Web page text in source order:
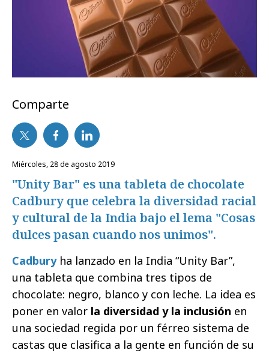
Comparte
miércoles, 28 de agosto 2019
"Unity Bar" es una tableta de chocolate
Cadbury que celebra la diversidad racial
y cultural de la India bajo el lema "Cosas
dulces pasan cuando nos unimos".
Cadburyha lanzado en la India “Unity Bar”,
una tableta que combina tres tipos de
chocolate: negro, blanco y con leche. La idea es
poner en valor la diversidad y la inclusión en
una sociedad regida por un férreo sistema de
castas que clasifica a la gente en función de su